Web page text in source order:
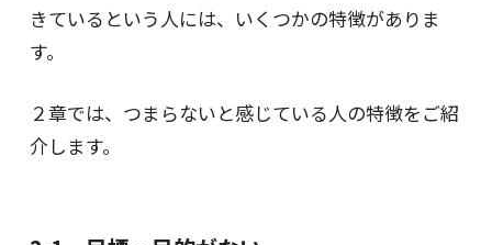
きているという人には、いくつかの特徴がありま
す。
２章では、つまらないと感じている人の特徴をご紹
介します。